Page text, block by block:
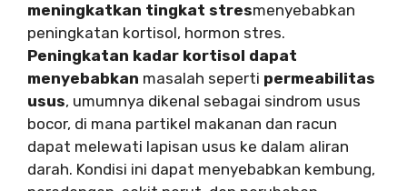
meningkatkan tingkat stresmenyebabkan
peningkatan kortisol, hormon stres.
Peningkatan kadar kortisol dapat
menyebabkan masalah seperti permeabilitas
usus, umumnya dikenal sebagai sindrom usus
bocor, di mana partikel makanan dan racun
dapat melewati lapisan usus ke dalam aliran
darah. Kondisi ini dapat menyebabkan kembung,